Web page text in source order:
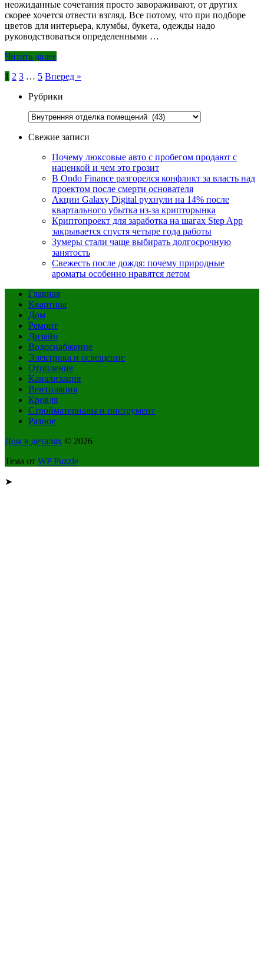
неожиданные сочетания просто завораживают, от других
скорее хочется отвести взгляд. Все потому, что при подборе
цветов для интерьера, клумбы, букета, одежды надо
руководствоваться определенными …
Читать далее
Пагинация
записей
1 2 3 … 5 Вперед »
Рубрики
Рубрики
Свежие записи
Почему люксовые авто с пробегом продают с
наценкой и чем это грозит
В Ondo Finance разгорелся конфликт за власть над
проектом после смерти основателя
Акции Galaxy Digital рухнули на 14% после
квартального убытка из-за крипторынка
Криптопроект для заработка на шагах Step App
закрывается спустя четыре года работы
Зумеры стали чаще выбирать долгосрочную
занятость
Свежесть после дождя: почему природные
ароматы особенно нравятся летом
Главная
Квартира
Дом
Ремонт
Дизайн
Водоснабжение
Электрика и освещение
Отопление
Канализация
Вентиляция
Кровля
Стройматериалы и инструмент
Разное
Дом в деталях © 2026
Тема от WP Puzzle
➤